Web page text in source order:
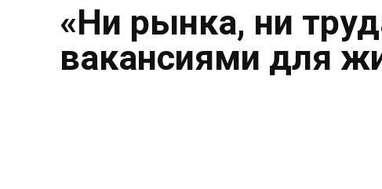
«Ни рынка, ни
вакансиями для